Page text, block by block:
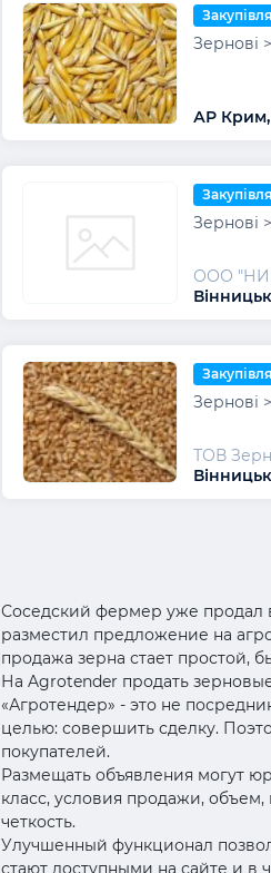
Закупівля
Зернові
АР
Закупівля
Зернові
ООО
Закупівля
Зернові
ТОВ
Соседский фермер уже продал
разместил предложение на
продажа зерна стает простой,
На Agrotender продать
«Агротендер» - это не
целью: совершить сделку.
покупателей.
Размещать объявления могут
класс, условия продажи,
четкость.
Улучшенный функционал
стают доступными на сайте и в